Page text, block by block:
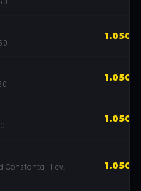
1.050
1.050
1.050
Constanta · 1 ev. ·
1.050